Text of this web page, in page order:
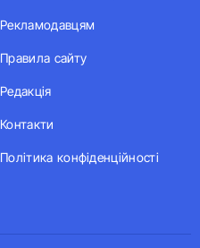
Рекламодавцям
Правила сайту
Редакція
Контакти
Політика конфіденційності